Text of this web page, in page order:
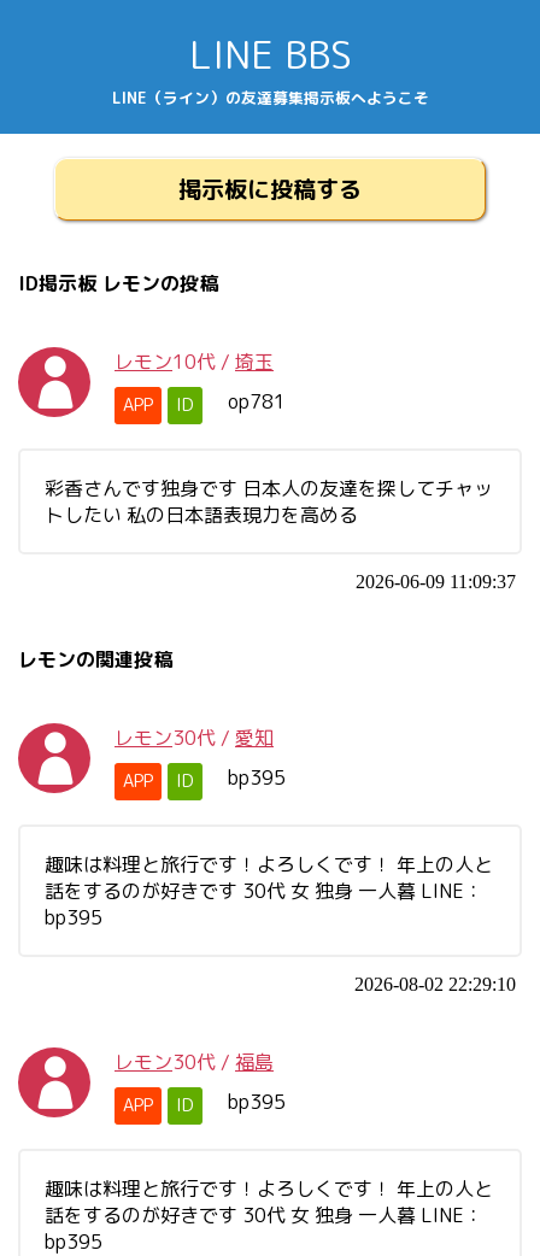
LINE BBS
LINE（ライン）の友達募集掲示板へようこそ
掲示板に投稿する
ID掲示板 レモンの投稿
レモン10代 / 埼玉
APP ID op781
彩香さんです独身です 日本人の友達を探してチャッ
トしたい 私の日本語表現力を高める
2026-06-09 11:09:37
レモンの関連投稿
レモン30代 / 愛知
APP ID bp395
趣味は料理と旅行です！よろしくです！ 年上の人と
話をするのが好きです 30代 女 独身 一人暮 LINE：
bp395
2026-08-02 22:29:10
レモン30代 / 福島
APP ID bp395
趣味は料理と旅行です！よろしくです！ 年上の人と
話をするのが好きです 30代 女 独身 一人暮 LINE：
bp395